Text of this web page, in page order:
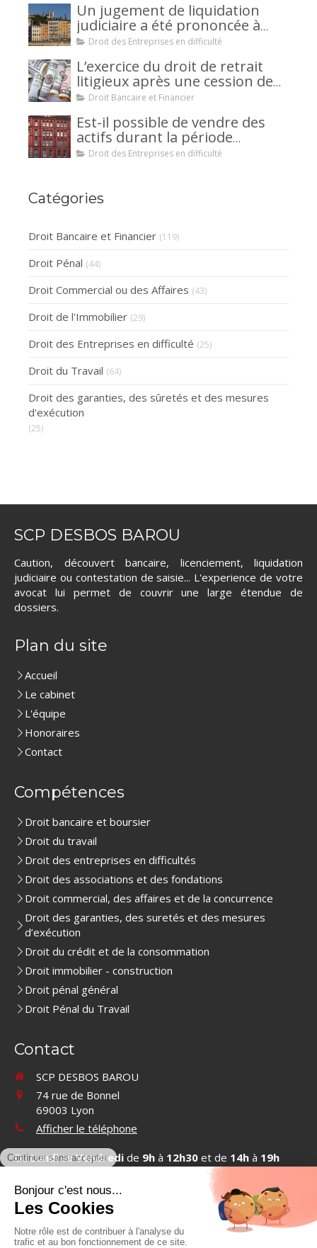
Un jugement de liquidation
judiciaire a été prononcée à
votre encontre : comment
Droit des Entreprises en difficulté
L’exercice du droit de retrait
litigieux après une cession de
créance : un mécanisme
la caution.
Droit Bancaire et Financier
Est-il possible de vendre des
actifs durant la période
d’observation d’un
Droit des Entreprises en difficulté
Catégories
Droit Bancaire et Financier (119)
Droit Pénal (44)
Droit Commercial ou des Affaires (43)
Droit de l'Immobilier (29)
Droit des Entreprises en difficulté (25)
Droit du Travail (64)
Droit des garanties, des sûretés et des mesures
d'exécution
(25)
SCP DESBOS BAROU
Caution, découvert bancaire, licenciement, liquidation
judiciaire ou contestation de saisie... L'experience de votre
avocat lui permet de couvrir une large étendue de
dossiers.
Plan du site
Accueil
Le cabinet
L'équipe
Honoraires
Contact
Compétences
Droit bancaire et boursier
Droit du travail
Droit des entreprises en difficultés
Droit des associations et des fondations
Droit commercial, des affaires et de la concurrence
Droit des garanties, des suretés et des mesures
d’exécution
Droit du crédit et de la consommation
Droit immobilier - construction
Droit pénal général
Droit Pénal du Travail
Contact
SCP DESBOS BAROU
74 rue de Bonnel
69003 Lyon
Afficher le téléphone
DuLundiauVendredi de 9h à 12h30 et de 14h à 19h
Contacter SCP DESBOS BAROU
©2019 SCP DESBOS BAROU - Cabinet d'avocats à Lyon